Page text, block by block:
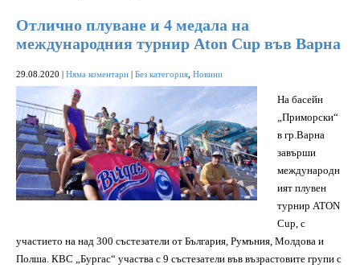
Отлично плуване и 4 медала на
международния турнир Aton Cup във Варна
29.08.2020 | Няма коментари | Без категория Новини
На басейн
„Приморски“
в гр.Варна
завърши
международн
ият плувен
турнир ATON
Cup, с
участието на над 300 състезатели от България, Румъния, Молдова и
Полша. КВС „Бургас“ участва с 9 състезатели във възрастовите групи с